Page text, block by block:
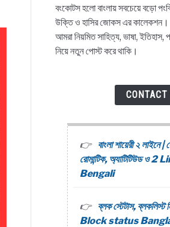
বংকোটস হলো বাংলায় সবচেয়ে বড়ো
উক্তি ও হাসির জোকস এর কালেকশন।
আমরা নিয়মিত সাহিত্য, ভাষা,
নিয়ে নতুন পোস্ট করে থাকি।
CONTACT
বাংলা শায়েরী ২ লাইনে |
রোমান্টিক, অ্যাটিটিউড ও
Bengali
ব্লক স্টেটাস,
Block status